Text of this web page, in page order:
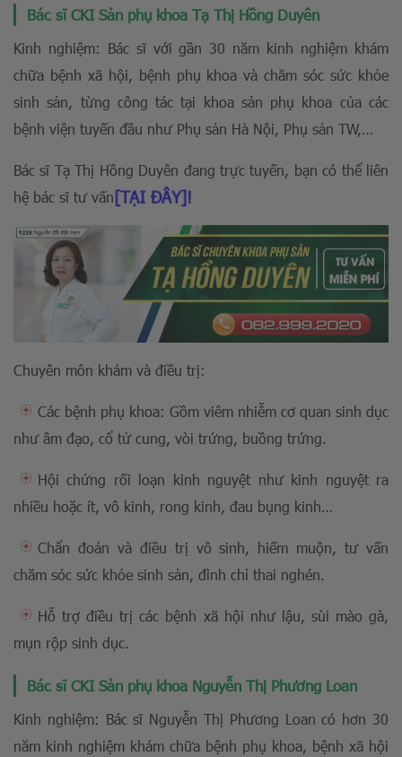
Bác sĩ CKI Sản phụ khoa Tạ Thị Hồng Duyên
Kinh nghiệm: Bác sĩ với gần 30 năm kinh nghiệm khám
chữa bệnh xã hội, bệnh phụ khoa và chăm sóc sức khỏe
sinh sản, từng công tác tại khoa sản phụ khoa của các
bệnh viện tuyến đầu như Phụ sản Hà Nội, Phụ sản TW,…
Bác sĩ Tạ Thị Hồng Duyên đang trực tuyến, bạn có thể liên
hệ bác sĩ tư vấn[TẠI ĐÂY]!
Chuyên môn khám và điều trị:
Các bệnh phụ khoa: Gồm viêm nhiễm cơ quan sinh dục
như âm đạo, cổ tử cung, vòi trứng, buồng trứng.
Hội chứng rối loạn kinh nguyệt như kinh nguyệt ra
nhiều hoặc ít, vô kinh, rong kinh, đau bụng kinh…
Chẩn đoán và điều trị vô sinh, hiếm muộn, tư vấn
chăm sóc sức khỏe sinh sản, đình chỉ thai nghén.
Hỗ trợ điều trị các bệnh xã hội như lậu, sùi mào gà,
mụn rộp sinh dục.
Bác sĩ CKI Sản phụ khoa Nguyễn Thị Phương Loan
Kinh nghiệm: Bác sĩ Nguyễn Thị Phương Loan có hơn 30
năm kinh nghiệm khám chữa bệnh phụ khoa, bệnh xã hội